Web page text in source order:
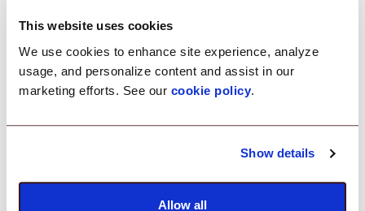
This website uses cookies
We use cookies to enhance site experience, analyze
usage, and personalize content and assist in our
marketing efforts. See our cookie policy.
Show details
Allow all
uw personeel te voorzien van essentiële
bedrijfsbronnen.